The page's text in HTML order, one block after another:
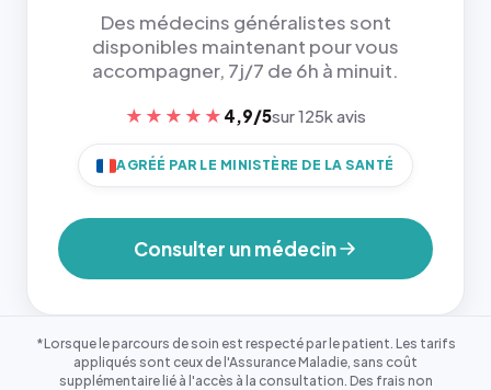
Des médecins généralistes sont
disponibles maintenant pour vous
accompagner, 7j/7 de 6h à minuit.
★★★★★ 4,9/5sur 125k avis
AGRÉÉ PAR LE MINISTÈRE DE LA SANTÉ
Consulter un médecin
*Lorsque le parcours de soin est respecté par le patient. Les tarifs
appliqués sont ceux de l'Assurance Maladie, sans coût
supplémentaire lié à l'accès à la consultation. Des frais non